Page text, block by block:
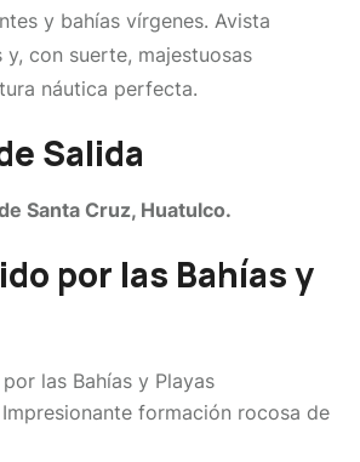
y bahías vírgenes. Avista
con suerte, majestuosas
náutica perfecta.
Salida
Santa Cruz, Huatulco.
por las Bahías y
las Bahías y Playas
formación rocosa de